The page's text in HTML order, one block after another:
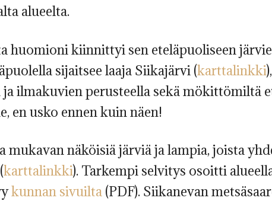
alueelta.
huomioni kiinnittyi sen eteläpuoliseen
sijaitsee laaja Siikajärvi (karttalinkki
ilmakuvien perusteella sekä mökittömiltä
en usko ennen kuin näen!
näköisiä järviä ja lampia, joista
karttalinkki). Tarkempi selvitys osoitti
kunnan sivuilta (PDF). Siikanevan